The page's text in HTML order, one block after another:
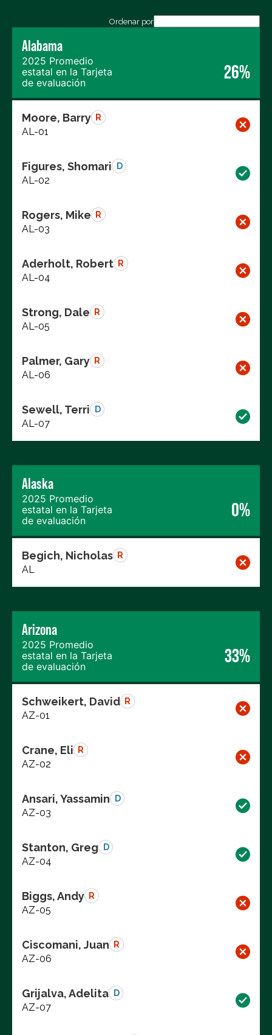
Exportar los datos (CSV)
Ordenar por
Alabama
2025 Promedio
estatal en la Tarjeta
de evaluación
26%
Moore, Barry R
AL-01
Figures, Shomari D
AL-02
Rogers, Mike R
AL-03
Aderholt, Robert R
AL-04
Strong, Dale R
AL-05
Palmer, Gary R
AL-06
Sewell, Terri D
AL-07
Alaska
2025 Promedio
estatal en la Tarjeta
de evaluación
0%
Begich, Nicholas R
AL
Arizona
2025 Promedio
estatal en la Tarjeta
de evaluación
33%
Schweikert, David R
AZ-01
Crane, Eli R
AZ-02
Ansari, Yassamin D
AZ-03
Stanton, Greg D
AZ-04
Biggs, Andy R
AZ-05
Ciscomani, Juan R
AZ-06
Grijalva, Adelita D
AZ-07